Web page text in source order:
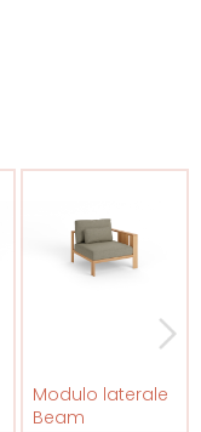
Modulo laterale
Beam